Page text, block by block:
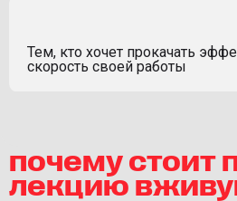
Тем, кто хочет прокачать
скорость своей работы
почему стоит
лекцию